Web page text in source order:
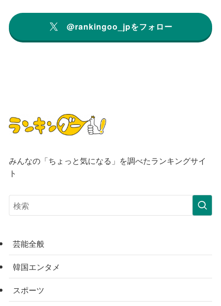
@rankingoo_jpをフォロー
みんなの「ちょっと気になる」を調べたランキングサイ
ト
芸能全般
韓国エンタメ
スポーツ